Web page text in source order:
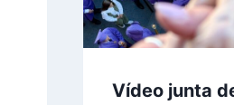
Vídeo junta